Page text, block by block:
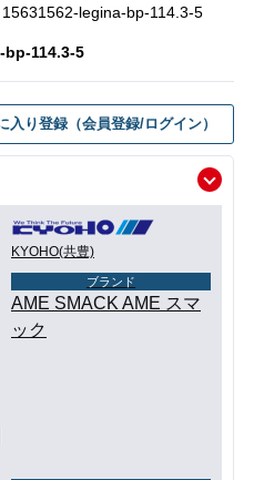
legina-bp-114.3-5
bp-114.3-5
入り登録（会員登録/ログイン）
KYOHO(共豊)
ブランド
AME SMACK AME スマ
ック